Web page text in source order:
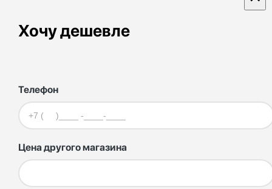
Хочу дешевле
Телефон
Цена другого магазина